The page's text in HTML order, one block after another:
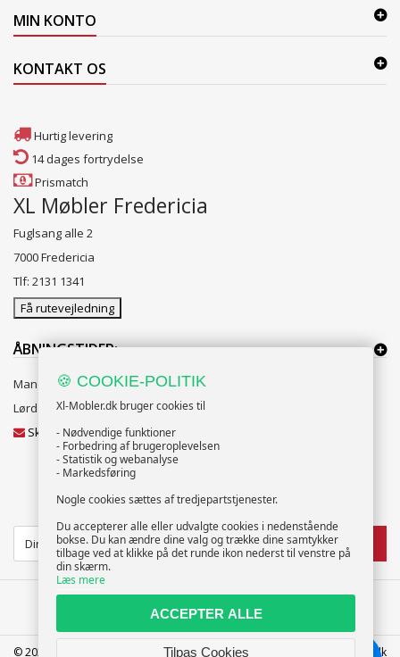
© 2025 XL-Møbler ApS | CVR: 39586207 | FREDERICIA | info@xl-mobler.dk
MIN KONTO
KONTAKT OS
Hurtig levering
14 dages fortrydelse
Prismatch
XL Møbler Fredericia
Fuglsang alle 2
7000 Fredericia
Tlf: 2131 1341
Få rutevejledning
ÅBNINGSTIDER:
Mandag til Fredag 10:00 til 18:00
Lørdag og Søndag 10:00 til 16:00
Skriv til vores kundeservice
NYHEDSBREV
TILMELD
🍪 COOKIE-POLITIK
Xl-Mobler.dk bruger cookies til
- Nødvendige funktioner
- Forbedring af brugeroplevelsen
- Statistik og webanalyse
- Markedsføring
Nogle cookies sættes af tredjepartstjenester.
Du accepterer alle eller udvalgte cookies i nedenstående
bokse. Du kan ændre dine valg og trække dine samtykker
tilbage ved at klikke på det runde ikon nederst til venstre på
din skærm.
Læs mere
ACCEPTER ALLE
Tilpas Cookies